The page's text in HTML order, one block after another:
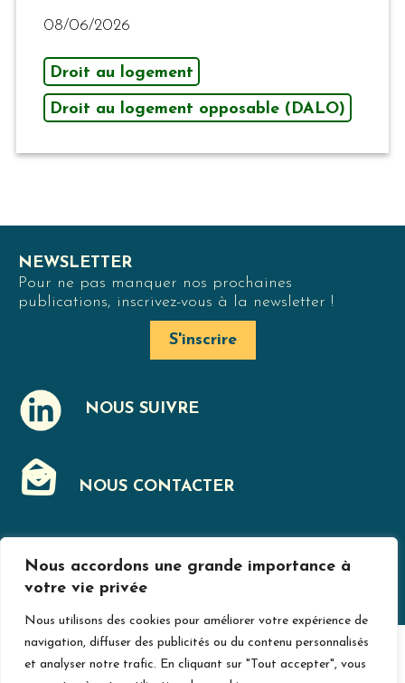
Nous accordons une grande importance à
votre vie privée
Nous utilisons des cookies pour améliorer votre expérience de
navigation, diffuser des publicités ou du contenu personnalisés
et analyser notre trafic. En cliquant sur "Tout accepter", vous
08/06/2026
Droit au logement
Droit au logement opposable (DALO)
NEWSLETTER
Pour ne pas manquer nos prochaines
publications, inscrivez-vous à la newsletter !
S'inscrire
NOUS SUIVRE
J NOUS CONTACTER
FMENTIONS LÉGALES
© Jurislogement 2024
Avec le soutien de